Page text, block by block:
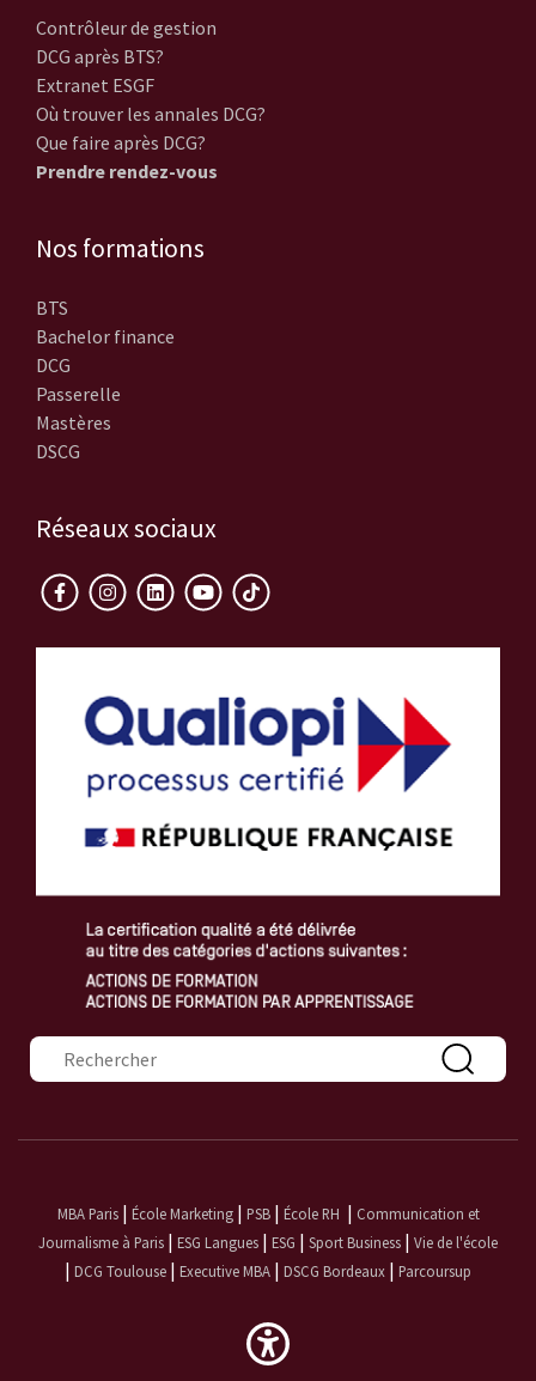
Contrôleur de gestion
DCG après BTS?
Extranet ESGF
Où trouver les annales DCG?
Que faire après DCG?
Prendre rendez-vous
Nos formations
BTS
Bachelor finance
DCG
Passerelle
Mastères
DSCG
Réseaux sociaux
Formulaire de recherche
MBA Paris| École Marketing| PSB| École RH | Communication et
Journalisme à Paris | ESG Langues | ESG | Sport Business | Vie de l'école
| DCG Toulouse | Executive MBA | DSCG Bordeaux | Parcoursup